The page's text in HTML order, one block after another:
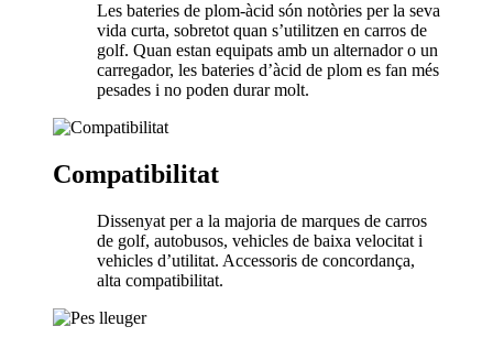
Les bateries de plom-àcid són notòries per la seva
vida curta, sobretot quan s’utilitzen en carros de
golf. Quan estan equipats amb un alternador o un
carregador, les bateries d’àcid de plom es fan més
pesades i no poden durar molt.
Compatibilitat
Dissenyat per a la majoria de marques de carros
de golf, autobusos, vehicles de baixa velocitat i
vehicles d’utilitat. Accessoris de concordança,
alta compatibilitat.